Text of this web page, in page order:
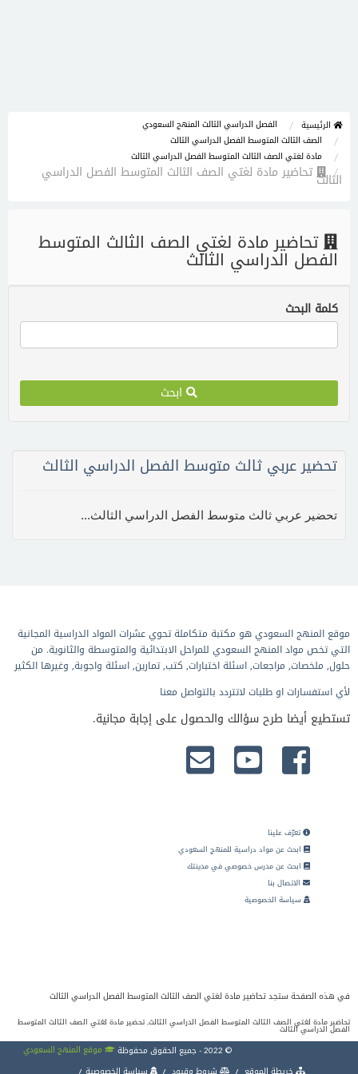
الرئيسية
الفصل الدراسي الثالث المنهج السعودي
الصف الثالث المتوسط الفصل الدراسي الثالث
مادة لغتي الصف الثالث المتوسط الفصل الدراسي الثالث
تحاضير مادة لغتي الصف الثالث المتوسط الفصل الدراسيالثالث
تحاضير مادة لغتي الصف الثالث المتوسط
الفصل الدراسي الثالث
كلمة البحث
ابحث
تحضير عربي ثالث متوسط الفصل الدراسي الثالث
تحضير عربي ثالث متوسط الفصل الدراسي الثالث...
موقع المنهج السعودي هو مكتبة متكاملة تحوي عشرات المواد الدراسية المجانية
التي تخص مواد المنهج السعودي للمراحل الابتدائية والمتوسطة والثانوية. من
حلول, ملخصات, مراجعات, اسئلة اختبارات, كتب, تمارين, اسئلة واجوبة, وغيرها الكثير
لأي استفسارات او طلبات لاتتردد بالتواصل معنا
تستطيع أيضا طرح سؤالك والحصول على إجابة مجانية.
تعرّف علينا
ابحث عن مواد دراسية للمنهج السعودي
ابحث عن مدرس خصوصي في مدينتك
الاتصال بنا
سياسة الخصوصية
في هذه الصفحة ستجد تحاضير مادة لغتي الصف الثالث المتوسط الفصل الدراسي الثالث
تحاضير مادة لغتي الصف الثالث المتوسط الفصل الدراسي الثالث, تحضير مادة لغتي الصف الثالث المتوسط
الفصل الدراسي الثالث
© 2022 - جميع الحقوق محفوظة
موقع المنهج السعودي